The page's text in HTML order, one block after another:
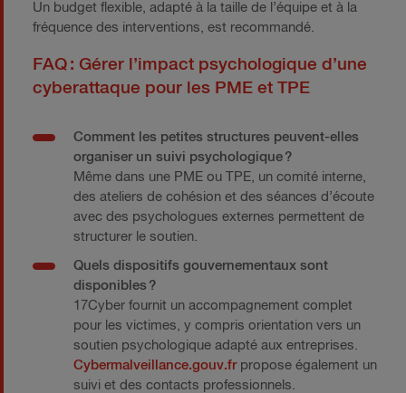
Un budget flexible, adapté à la taille de l’équipe et à la
fréquence des interventions, est recommandé.
FAQ : Gérer l’impact psychologique d’une
cyberattaque pour les PME et TPE
Comment les petites structures peuvent-elles
organiser un suivi psychologique ?
Même dans une PME ou TPE, un comité interne,
des ateliers de cohésion et des séances d’écoute
avec des psychologues externes permettent de
structurer le soutien.
Quels dispositifs gouvernementaux sont
disponibles ?
17Cyber fournit un accompagnement complet
pour les victimes, y compris orientation vers un
soutien psychologique adapté aux entreprises.
Cybermalveillance.gouv.frpropose également un
suivi et des contacts professionnels.